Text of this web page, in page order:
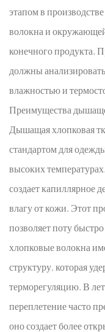
для
1.1
Преимущества
дышащей
хлопковой
лета
1.2
Универсальные
типы
2
Инновации
и
устойчивое
этапом в
волокна и
конечного продукта.
должны
влажностью и
Преимущества
Дышащая хлопковая
стандартом для
высоких
создает капиллярное
влагу от кожи. Этот
позволяет поту
хлопковые волокна
структуру, которая
терморегуляцию. В
переплетение часто
оно создает более